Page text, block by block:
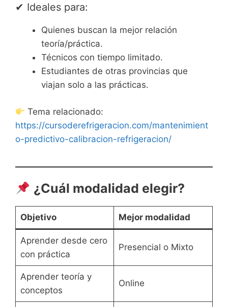
✔ Ideales para:
Quienes buscan la mejor relación
teoría/práctica.
Técnicos con tiempo limitado.
Estudiantes de otras provincias que
viajan solo a las prácticas.
Tema relacionado:
https://cursoderefrigeracion.com/mantenimient
o-predictivo-calibracion-refrigeracion/
¿Cuál modalidad elegir?
Objetivo Mejor modalidad
Aprender desde cero
con práctica
Presencial o Mixto
Aprender teoría y
conceptos
Online